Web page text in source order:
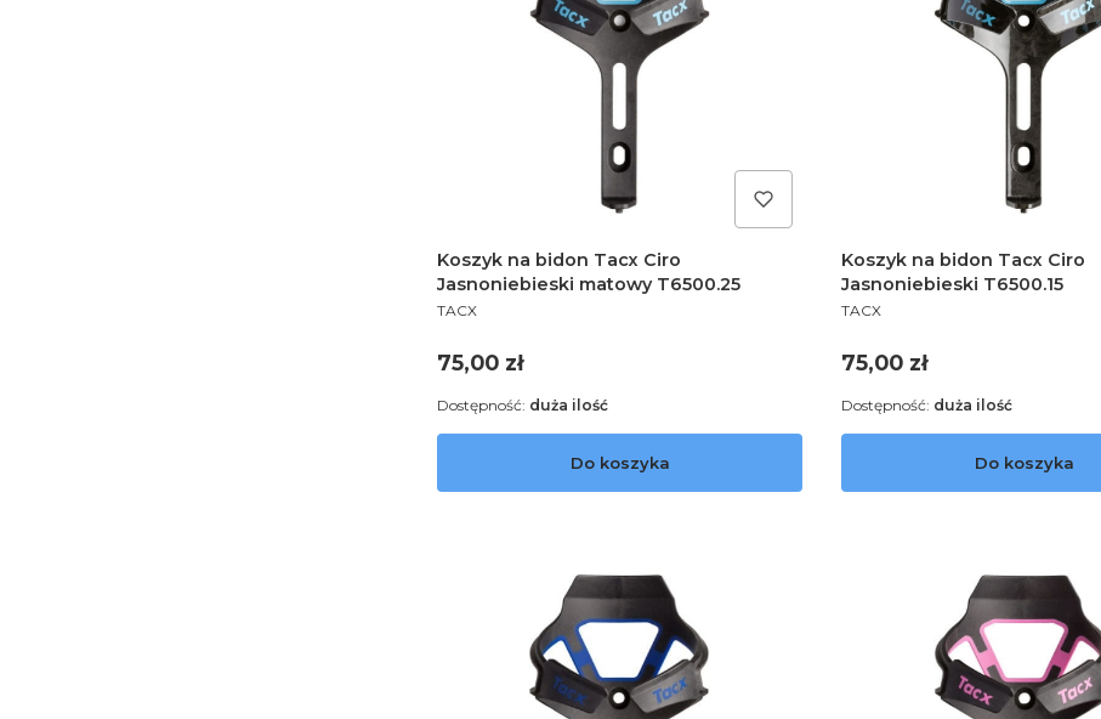
Koszyk na bidon Tacx Ciro
Jasnoniebieski matowy T6500.25
PRODUCENT
TACX
Cena
75,00 zł
Do koszyka
Dostępność: duża ilość
Koszyk na bidon Tacx Ciro
Jasnoniebieski T6500.15
PRODUCENT
TACX
Cena
75,00 zł
Do koszyka
Dostępność: duża ilość